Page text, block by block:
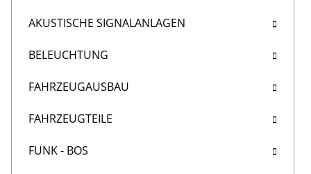
AKUSTISCHE SIGNALANLAGEN
BELEUCHTUNG
FAHRZEUGAUSBAU
FAHRZEUGTEILE
FUNK - BOS